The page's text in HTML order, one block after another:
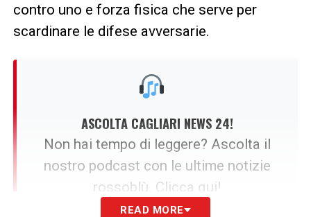
contro uno e forza fisica che serve per
scardinare le difese avversarie.
ASCOLTA CAGLIARI NEWS 24!
Non hai tempo di leggere? Ascolta il
nostro podcast con le ultime notizie
rossoblù. Clicca qui!
READ MORE